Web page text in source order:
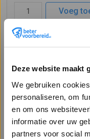
Deze website maakt
We gebruiken
personaliseren, om
en om ons
informatie over uw
partners voor social
even aan of uit zet als dit
lumen. Wordt gevoed met 3
batterijen, het ...
Voeg
Hoofdlamp
Oplaadbaar